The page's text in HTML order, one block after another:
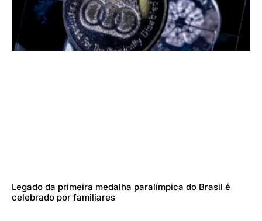
Legado da primeira medalha paralímpica do Brasil é
celebrado por familiares